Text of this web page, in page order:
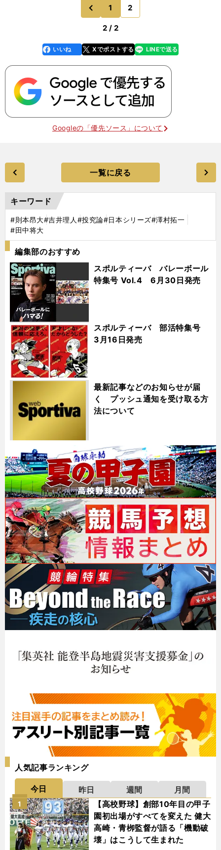
前
1 2
2 / 2
faceboo
k
いいね Xでポストする
line LINEで送る
Googleの「優先ソース」について
一覧に戻る
キーワード
#則本昂大#吉井理人 #投究論#日本シリーズ#澤村拓一
#田中将大
編集部のおすすめ
スポルティーバ バレーボール
特集号 Vol.4 6月30日発売
スポルティーバ 部活特集号
3月16日発売
最新記事などのお知らせが届
く プッシュ通知を受け取る方
法について
人気記事ランキング
今日 昨日 週間
月間
【高校野球】創部10年目の甲子
園初出場がすべてを変えた 健大
高崎・青栁監督が語る「機動破
壊」はこうして生まれた
1